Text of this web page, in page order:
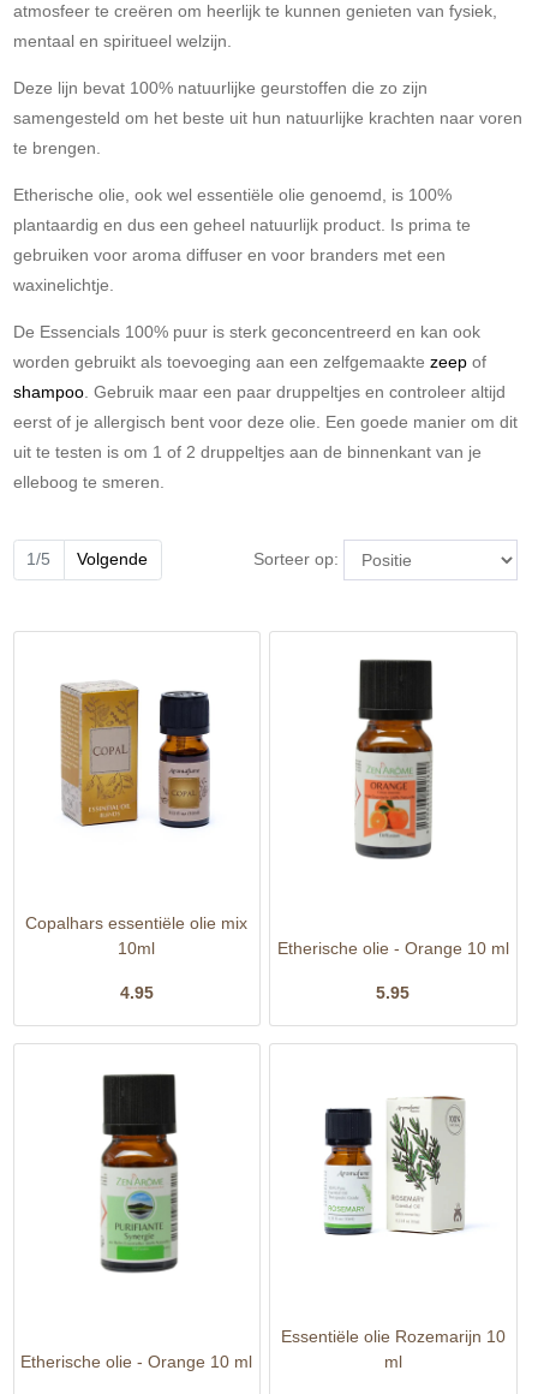
atmosfeer te creëren om heerlijk te kunnen genieten van fysiek,
mentaal en spiritueel welzijn.
Deze lijn bevat 100% natuurlijke geurstoffen die zo zijn
samengesteld om het beste uit hun natuurlijke krachten naar voren
te brengen.
Etherische olie, ook wel essentiële olie genoemd, is 100%
plantaardig en dus een geheel natuurlijk product. Is prima te
gebruiken voor aroma diffuser en voor branders met een
waxinelichtje.
De Essencials 100% puur is sterk geconcentreerd en kan ook
worden gebruikt als toevoeging aan een zelfgemaakte zeepof
shampoo. Gebruik maar een paar druppeltjes en controleer altijd
eerst of je allergisch bent voor deze olie. Een goede manier om dit
uit te testen is om 1 of 2 druppeltjes aan de binnenkant van je
elleboog te smeren.
Sorteer op:
1/5 Volgende
Copalhars essentiële olie mix
10ml
4.95
Etherische olie - Orange 10 ml
5.95
Etherische olie - Orange 10 ml
Essentiële olie Rozemarijn 10
ml